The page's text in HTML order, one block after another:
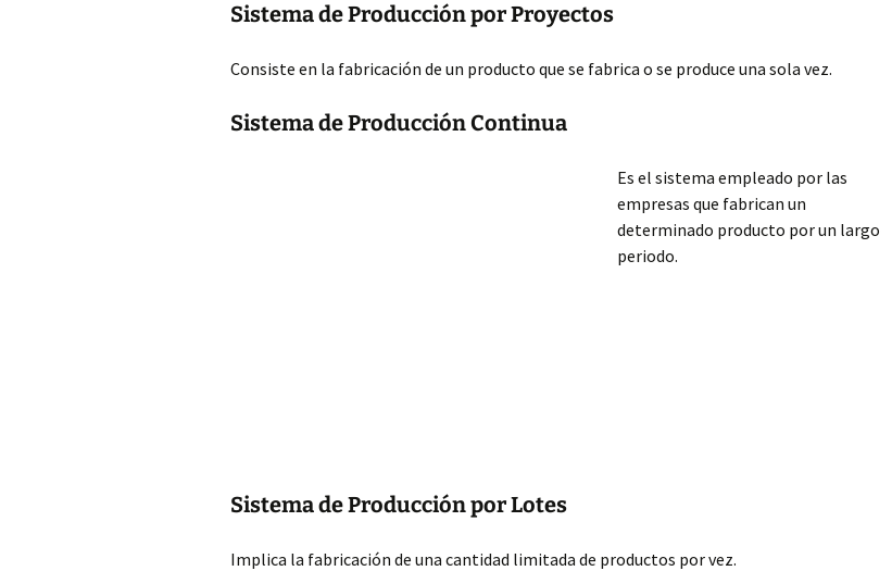
Sistema de Producción por Proyectos
Consiste en la fabricación de un producto que se fabrica o se produce una sola vez.
Sistema de Producción Continua
Es el sistema empleado por las
empresas que fabrican un
determinado producto por un largo
periodo.
Sistema de Producción por Lotes
Implica la fabricación de una cantidad limitada de productos por vez.